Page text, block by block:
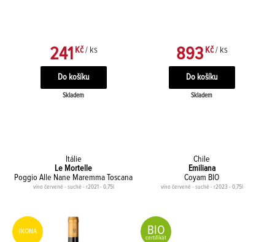
241 Kč / ks
Skladem
893Kč / ks
Skladem
Itálie
Le Mortelle
Poggio Alle Nane Maremma Toscana
víno červené - suché - r2021 - 0,75l
IKONA
Chile
Emiliana
Coyam BIO
víno červené - suché - r2023 - 0,75l
BIO
certifikát